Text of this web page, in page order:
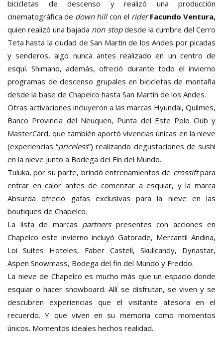
bicicletas de descenso y realizó una producción
cinematográfica de down hillcon el rider Facundo Ventura,
quien realizó una bajada non stopdesde la cumbre del Cerro
Teta hasta la ciudad de San Martin de los Andes por picadas
y senderos, algo nunca antes realizado en un centro de
esquí. Shimano, además, ofreció durante todo el invierno
programas de descenso grupales en bicicletas de montaña
desde la base de Chapelco hasta San Martin de los Andes.
Otras activaciones incluyeron a las marcas Hyundai, Quilmes,
Banco Provincia del Neuquen, Punta del Este Polo Club y
MasterCard, que también aportó vivencias únicas en la nieve
(experiencias “priceless”) realizando degustaciones de sushi
en la nieve junto a Bodega del Fin del Mundo.
Tuluka, por su parte, brindó entrenamientos de crossiftpara
entrar en calor antes de comenzar a esquiar, y la marca
Absurda ofreció gafas exclusivas para la nieve en las
boutiques de Chapelco.
La lista de marcas partnerspresentes con acciones en
Chapelco este invierno incluyó Gatorade, Mercantil Andina,
Loi Suites Hoteles, Faber Castell, Skullcandy, Dynastar,
Aspen Snowmass, Bodega del fin del Mundo y Freddo.
La nieve de Chapelco es mucho más que un espacio donde
esquiar o hacer snowboard. Allí se disfrutan, se viven y se
descubren experiencias que el visitante atesora en el
recuerdo. Y que viven en su memoria como momentos
únicos. Momentos ideales hechos realidad.